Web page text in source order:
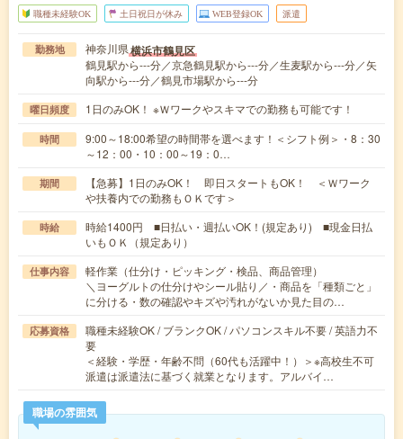
職種未経験OK 土日祝日が休み WEB登録OK 派遣
勤務地 神奈川県横浜市鶴見区
鶴見駅から---分／京急鶴見駅から---分／生麦駅から---分／矢
向駅から---分／鶴見市場駅から---分
曜日頻度 1日のみOK！ ※Ｗワークやスキマでの勤務も可能です！
時間
9:00～18:00希望の時間帯を選べます！＜シフト例＞・8：30
～12：00・10：00～19：0…
期間
【急募】1日のみOK！ 即日スタートもOK！ ＜Ｗワーク
や扶養内での勤務もＯＫです＞
時給
時給1400円 ■日払い・週払いOK！(規定あり) ■現金日払
いもＯＫ（規定あり）
仕事内容
軽作業（仕分け・ピッキング・検品、商品管理）
＼ヨーグルトの仕分けやシール貼り／・商品を「種類ごと」
に分ける・数の確認やキズや汚れがないか見た目の…
応募資格
職種未経験OK / ブランクOK / パソコンスキル不要 / 英語力不
要
＜経験・学歴・年齢不問（60代も活躍中！）＞※高校生不可
派遣は派遣法に基づく就業となります。アルバイ…
職場の雰囲気